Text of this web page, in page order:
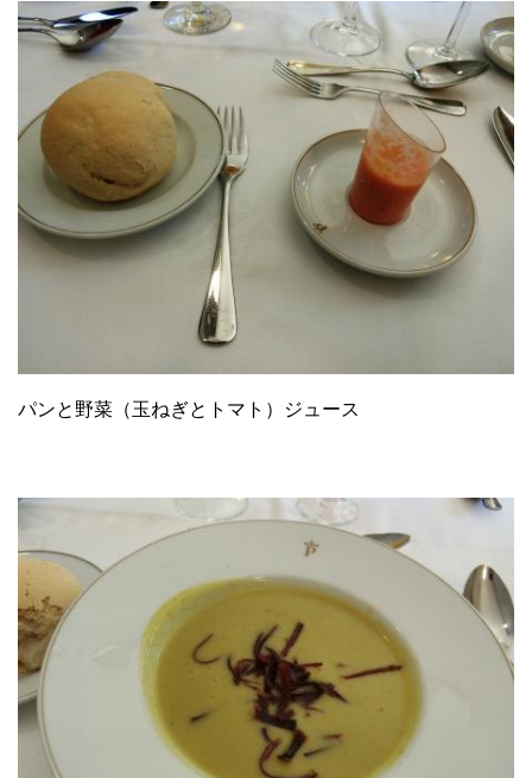
パンと野菜（玉ねぎとトマト）ジュース